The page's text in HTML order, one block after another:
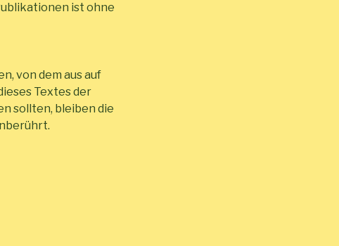
ist ohne
von dem aus auf
Textes der
sollten, bleiben die